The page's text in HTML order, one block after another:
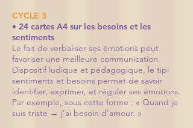
CYCLE 3
• 24 cartes A4 sur les besoins et les
sentiments
Le fait de verbaliser ses émotions peut
favoriser une meilleure communication.
Dispositif ludique et pédagogique, le tipi
sentiments et besoins permet de savoir
identifier, exprimer, et réguler ses émotions.
Par exemple, sous cette forme : « Quand je
suis triste → j’ai besoin d’amour. »